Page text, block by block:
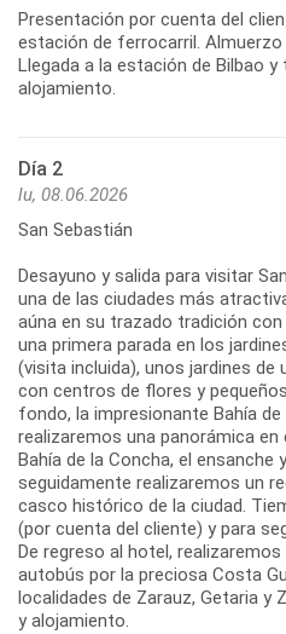
Presentación por cuenta del
estación de ferrocarril.
Llegada a la estación de Bilbao
alojamiento.
Día 2
lu, 08.06.2026
San Sebastián
Desayuno y salida para visitar
una de las ciudades más
aúna en su trazado tradición
una primera parada en los
(visita incluida), unos jardines de
con centros de flores y
fondo, la impresionante Bahía
realizaremos una panorámica
Bahía de la Concha, el ensanche
seguidamente realizaremos un
casco histórico de la ciudad.
(por cuenta del cliente) y para
De regreso al hotel,
autobús por la preciosa Costa
localidades de Zarauz, Getaria y
y alojamiento.